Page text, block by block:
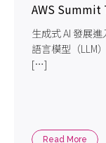
AWS Summit
生成式 AI 發展
語言模型（LLM
[…]
Read More